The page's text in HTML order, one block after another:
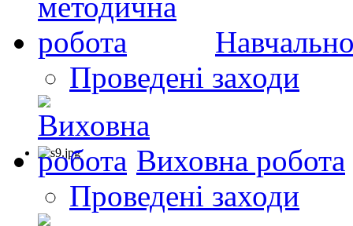
Проведені заходи
Виховна робота
Проведені заходи